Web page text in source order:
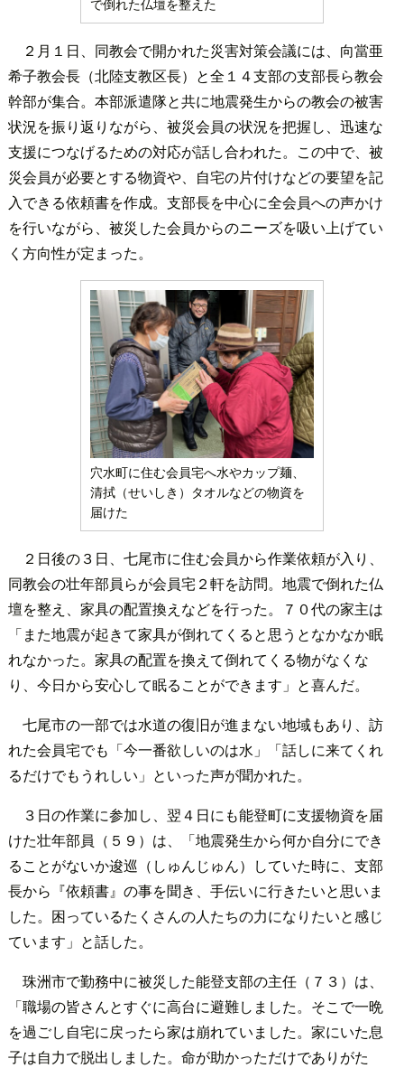
２月１日、同教会で開かれた災害対策会議には、向當亜
希子教会長（北陸支教区長）と全１４支部の支部長ら教会
幹部が集合。本部派遣隊と共に地震発生からの教会の被害
状況を振り返りながら、被災会員の状況を把握し、迅速な
支援につなげるための対応が話し合われた。この中で、被
災会員が必要とする物資や、自宅の片付けなどの要望を記
入できる依頼書を作成。支部長を中心に全会員への声かけ
を行いながら、被災した会員からのニーズを吸い上げてい
く方向性が定まった。
穴水町に住む会員宅へ水やカップ麺、
清拭（せいしき）タオルなどの物資を
届けた
２日後の３日、七尾市に住む会員から作業依頼が入り、
同教会の壮年部員らが会員宅２軒を訪問。地震で倒れた仏
壇を整え、家具の配置換えなどを行った。７０代の家主は
「また地震が起きて家具が倒れてくると思うとなかなか眠
れなかった。家具の配置を換えて倒れてくる物がなくな
り、今日から安心して眠ることができます」と喜んだ。
七尾市の一部では水道の復旧が進まない地域もあり、訪
れた会員宅でも「今一番欲しいのは水」「話しに来てくれ
るだけでもうれしい」といった声が聞かれた。
３日の作業に参加し、翌４日にも能登町に支援物資を届
けた壮年部員（５９）は、「地震発生から何か自分にでき
ることがないか逡巡（しゅんじゅん）していた時に、支部
長から『依頼書』の事を聞き、手伝いに行きたいと思いま
した。困っているたくさんの人たちの力になりたいと感じ
ています」と話した。
珠洲市で勤務中に被災した能登支部の主任（７３）は、
「職場の皆さんとすぐに高台に避難しました。そこで一晩
を過ごし自宅に戻ったら家は崩れていました。家にいた息
子は自力で脱出しました。命が助かっただけでありがた